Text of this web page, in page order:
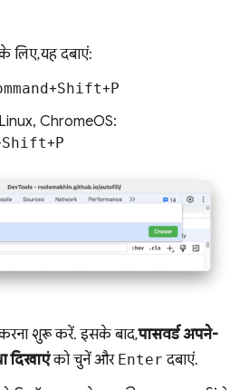
यह दबाएं:
+Shift+P
ChromeOS:
Shift+P
शुरू करें. इसके बाद,पासवर्ड अपने-
दिखाएंको चुनें और Enter दबाएं.